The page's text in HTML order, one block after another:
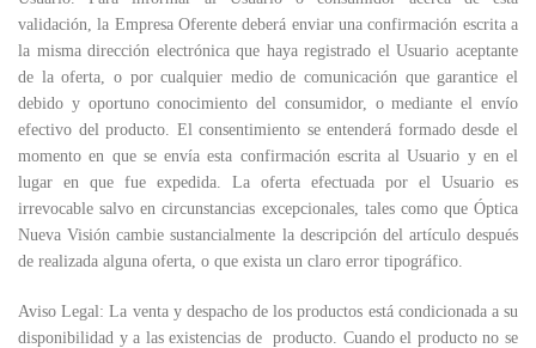
validación, la Empresa Oferente deberá enviar una confirmación escrita a
la misma dirección electrónica que haya registrado el Usuario aceptante
de la oferta, o por cualquier medio de comunicación que garantice el
debido y oportuno conocimiento del consumidor, o mediante el envío
efectivo del producto. El consentimiento se entenderá formado desde el
momento en que se envía esta confirmación escrita al Usuario y en el
lugar en que fue expedida. La oferta efectuada por el Usuario es
irrevocable salvo en circunstancias excepcionales, tales como que Óptica
Nueva Visión cambie sustancialmente la descripción del artículo después
de realizada alguna oferta, o que exista un claro error tipográfico.
Aviso Legal: La venta y despacho de los productos está condicionada a su
disponibilidad y a las existencias de producto. Cuando el producto no se